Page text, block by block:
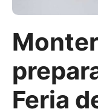
Feria